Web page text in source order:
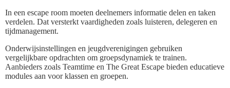
In een escape room moeten deelnemers informatie delen en taken
verdelen. Dat versterkt vaardigheden zoals luisteren, delegeren en
tijdmanagement.
Onderwijsinstellingen en jeugdverenigingen gebruiken
vergelijkbare opdrachten om groepsdynamiek te trainen.
Aanbieders zoals Teamtime en The Great Escape bieden educatieve
modules aan voor klassen en groepen.